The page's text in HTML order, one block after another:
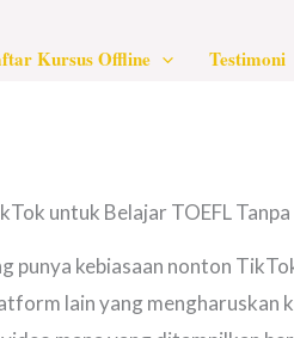
Kursus Offline Testimoni
untuk Belajar TOEFL
punya kebiasaan nonton
lain yang mengharuskan